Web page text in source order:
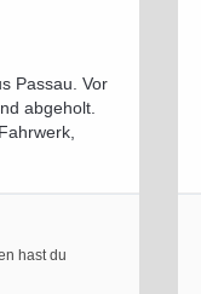
Passau. Vor
abgeholt.
hast du